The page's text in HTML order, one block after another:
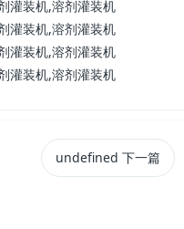
undefined 下一篇